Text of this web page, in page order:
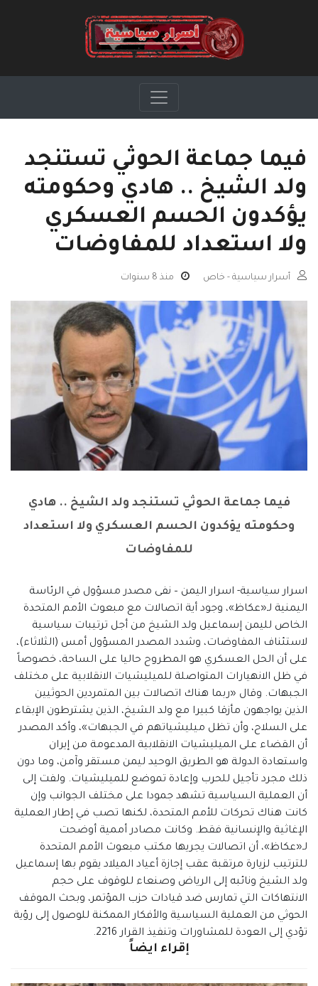
فيما جماعة الحوثي تستنجد
ولد الشيخ .. هادي وحكومته
يؤكدون الحسم العسكري
ولا استعداد للمفاوضات
أسرار سياسية - خاص منذ 8 سنوات
فيما جماعة الحوثي تستنجد ولد الشيخ .. هادي
وحكومته يؤكدون الحسم العسكري ولا استعداد
للمفاوضات
اسرار سياسية- اسرار اليمن – نفى مصدر مسؤول في الرئاسة
اليمنية لـ«عكاظ»، وجود أية اتصالات مع مبعوث الأمم المتحدة
الخاص لليمن إسماعيل ولد الشيخ من أجل ترتيبات سياسية
لاستئناف المفاوضات، وشدد المصدر المسؤول أمس (الثلاثاء)،
على أن الحل العسكري هو المطروح حاليا على الساحة، خصوصاً
في ظل الانهيارات المتواصلة للميليشيات الانقلابية على مختلف
الجبهات. وقال «ربما هناك اتصالات بين المتمردين الحوثيين
الذين يواجهون مأزقا كبيرا مع ولد الشيخ، الذين يشترطون الإبقاء
على السلاح، وأن تظل ميليشياتهم في الجبهات»، وأكد المصدر
أن القضاء على الميليشيات الانقلابية المدعومة من إيران
واستعادة الدولة هو الطريق الوحيد ليمن مستقر وآمن، وما دون
ذلك مجرد تأجيل للحرب وإعادة تموضع للميليشيات. ولفت إلى
أن العملية السياسية تشهد جمودا على مختلف الجوانب وإن
كانت هناك تحركات للأمم المتحدة، لكنها تصب في إطار العملية
الإغاثية والإنسانية فقط. وكانت مصادر أممية أوضحت
لـ«عكاظ»، أن اتصالات يجريها مكتب مبعوث الأمم المتحدة
للترتيب لزيارة مرتقبة عقب إجازة أعياد الميلاد يقوم بها إسماعيل
ولد الشيخ ونائبه إلى الرياض وصنعاء للوقوف على حجم
الانتهاكات التي تمارس ضد قيادات حزب المؤتمر، وبحث الموقف
الحوثي من العملية السياسية والأفكار الممكنة للوصول إلى رؤية
تؤدي إلى العودة للمشاورات وتنفيذ القرار 2216.
إقراء ايضاً